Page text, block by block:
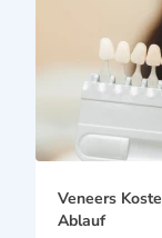
Veneers
Ablauf